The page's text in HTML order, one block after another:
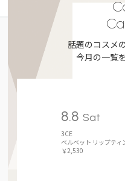
話題のコスメ
今月の一覧
8.8 Sat
3CE
ベルベット リップティ
￥2,530